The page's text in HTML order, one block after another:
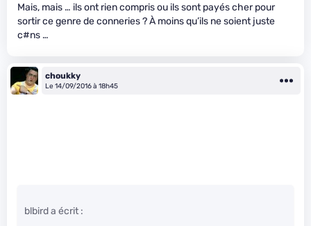
Mais, mais … ils ont rien compris ou ils sont payés cher pour
sortir ce genre de conneries ? À moins qu’ils ne soient juste
c#ns …
choukky
Le 14/09/2016 à 18h45
blbird a écrit :